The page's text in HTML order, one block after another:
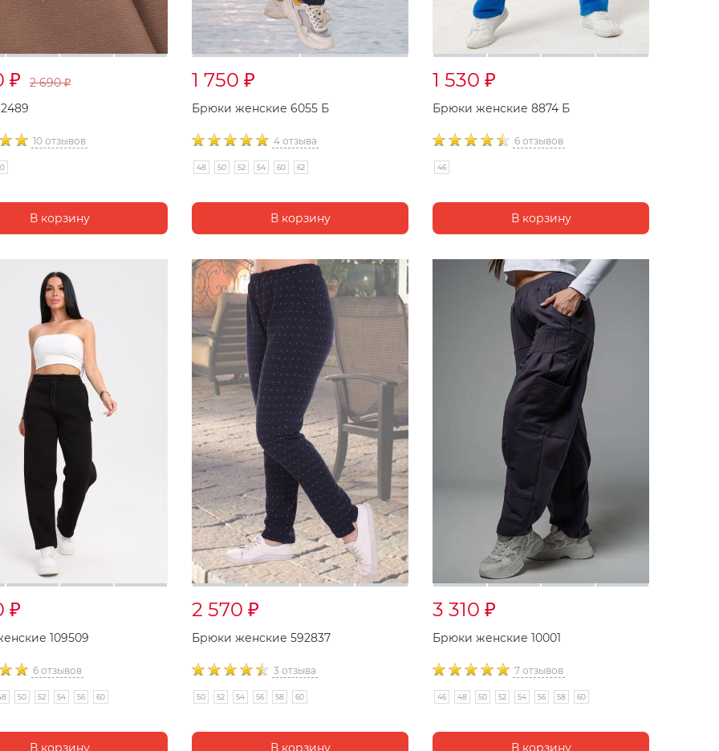
₽ 2 690₽
10 отзывов
1 750 ₽
Брюки женские 6055 Б
4 отзыва
48 50 52 54 60 62
1 530 ₽
Брюки женские 8874 Б
6 отзывов
46
₽
109509
6 отзывов
50 52 54 56 60
2 570 ₽
Брюки женские 592837
3 отзыва
50 52 54 56 58 60
3 310 ₽
Брюки женские 10001
7 отзывов
46 48 50 52 54 56 58 60